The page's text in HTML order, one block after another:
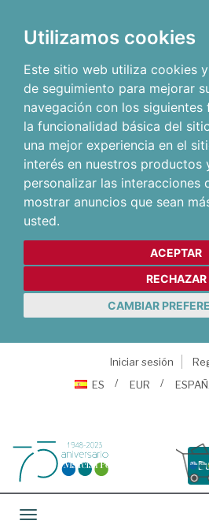
Utilizamos cookies
Este sitio web utiliza cookies
de seguimiento para mejorar
navegación con los siguientes
la funcionalidad básica del
una mejor experiencia en el
interés en nuestros productos
personalizar las interacciones
mostrar anuncios que sean
usted.
ACEPTAR
RECHAZAR
CAMBIAR
Iniciar sesión
ES
EUR
Toggle navigation